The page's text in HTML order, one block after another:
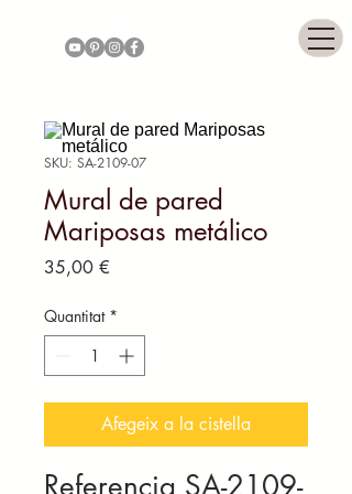
SKU: SA-2109-07
Mural de pared
Mariposas metálico
35,00 €
Quantitat *
Afegeix a la cistella
Referencia SA-2109-